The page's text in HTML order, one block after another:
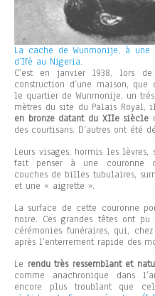
La cache de Wunmonije, à
d’Ifè au Nigeria.
C’est en janvier 1938, lors
construction d’une maison,
le quartier de Wunmonije, un
mètres du site du Palais Royal,
en bronze datant du XIIe siècle
des courtisans. D’autres ont été
Leurs visages, hormis les
fait penser à une couronne
couches de billes tubulaires,
et une « aigrette ».
La surface de cette couronne
noire. Ces grandes têtes ont
cérémonies funéraires, qui,
après l’enterrement rapide des
Le rendu très ressemblant et
comme anachronique dans
encore plus troublant que